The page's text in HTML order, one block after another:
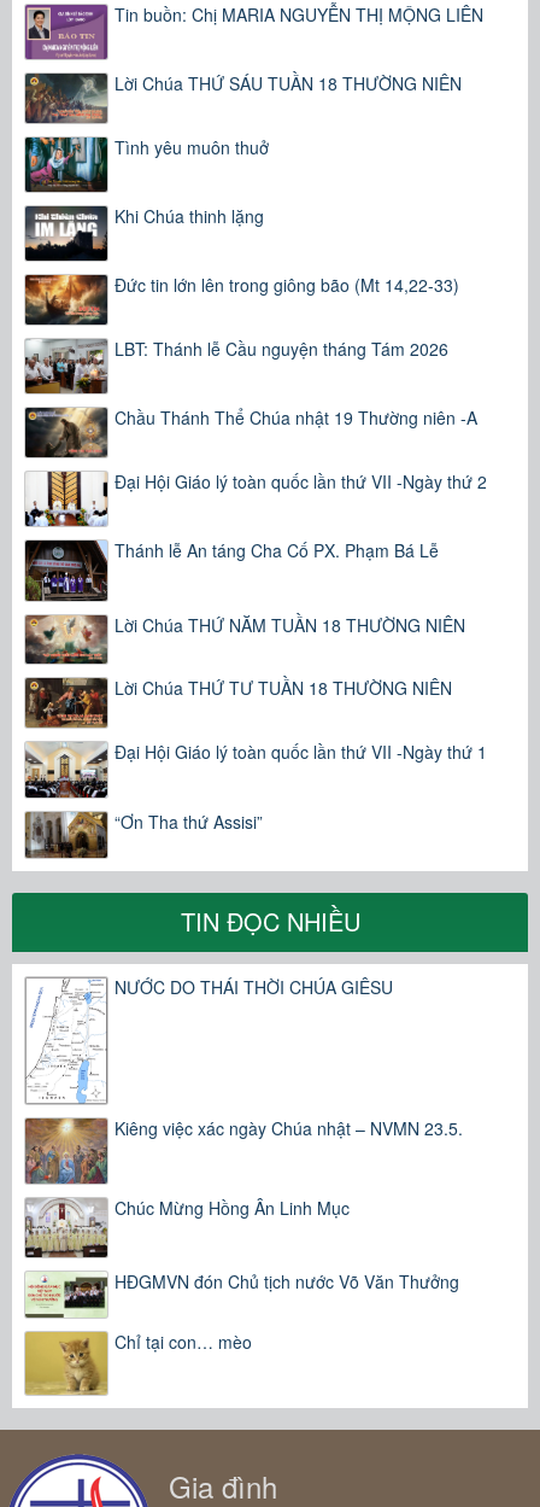
Tin buồn: Chị MARIA NGUYỄN THỊ MỘNG LIÊN
Lời Chúa THỨ SÁU TUẦN 18 THƯỜNG NIÊN
Tình yêu muôn thuở
Khi Chúa thinh lặng
Đức tin lớn lên trong giông bão (Mt 14,22-33)
LBT: Thánh lễ Cầu nguyện tháng Tám 2026
Chầu Thánh Thể Chúa nhật 19 Thường niên -A
Đại Hội Giáo lý toàn quốc lần thứ VII -Ngày thứ 2
Thánh lễ An táng Cha Cố PX. Phạm Bá Lễ
Lời Chúa THỨ NĂM TUẦN 18 THƯỜNG NIÊN
Lời Chúa THỨ TƯ TUẦN 18 THƯỜNG NIÊN
Đại Hội Giáo lý toàn quốc lần thứ VII -Ngày thứ 1
“Ơn Tha thứ Assisi”
TIN ĐỌC NHIỀU
NƯỚC DO THÁI THỜI CHÚA GIÊSU
Kiêng việc xác ngày Chúa nhật – NVMN 23.5.
Chúc Mừng Hồng Ân Linh Mục
HĐGMVN đón Chủ tịch nước Võ Văn Thưởng
Chỉ tại con… mèo
Gia đình